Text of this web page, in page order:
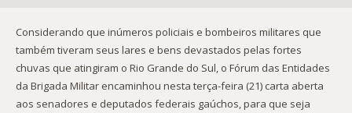
Considerando que inúmeros policiais e bombeiros militares que
também tiveram seus lares e bens devastados pelas fortes
chuvas que atingiram o Rio Grande do Sul, o Fórum das Entidades
da Brigada Militar encaminhou nesta terça-feira (21) carta aberta
aos senadores e deputados federais gaúchos, para que seja